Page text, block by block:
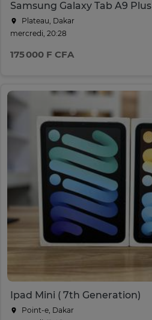
Samsung Galaxy Tab A9 Plus
Plateau, Dakar
mercredi, 20:28
175 000 F CFA
Ipad Mini ( 7th Generation)
Point-e, Dakar